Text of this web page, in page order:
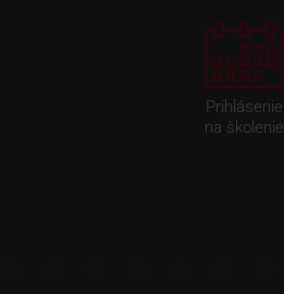
Prihlásenie
na školenie